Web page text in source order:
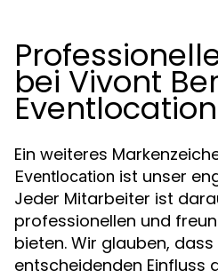
bei Vivont
Eventlocation
Ein weiteres
Eventlocation ist unser
Jeder Mitarbeiter ist
professionellen und
bieten. Wir glauben,
entscheidenden Einfluss